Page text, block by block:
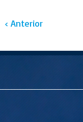
‹ Anterior